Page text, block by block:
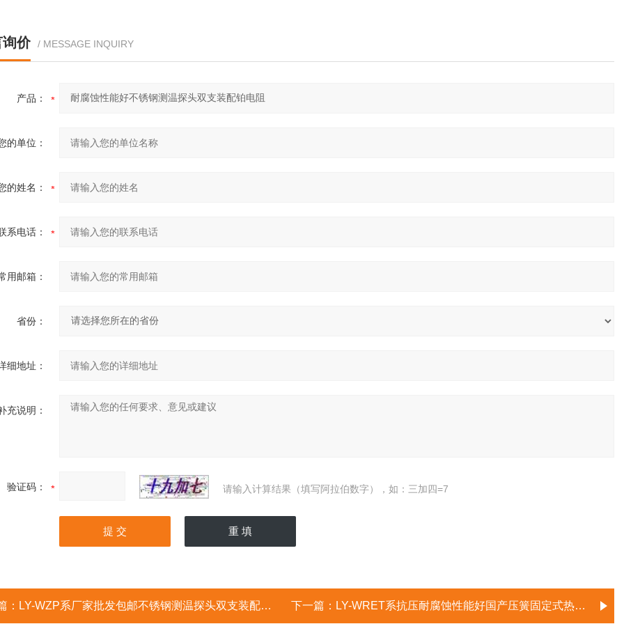
价 / MESSAGE INQUIRY
产品：
的单位：
的姓名：
系电话：
用邮箱：
省份：
细地址：
充说明：
验证码： 请输入计算结果（填写阿拉伯数字），如：三加四=7
： LY-WZP系厂家批发包邮不锈钢测温探头双支装配铂电阻 下一篇： LY-WRET系抗压耐腐蚀性能好国产压簧固定式热电偶